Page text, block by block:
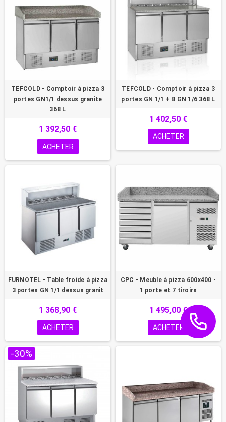
TEFCOLD - Comptoir à pizza 3
portes GN1/1 dessus granite
368 L
1 392,50 €
ACHETER
TEFCOLD - Comptoir à pizza 3
portes GN 1/1 + 8 GN 1/6 368 L
1 402,50 €
ACHETER
FURNOTEL - Table froide à pizza
3 portes GN 1/1 dessus granit
1 368,90 €
ACHETER
CPC - Meuble à pizza 600x400 -
1 porte et 7 tiroirs
1 495,00 €
ACHETER
-30%